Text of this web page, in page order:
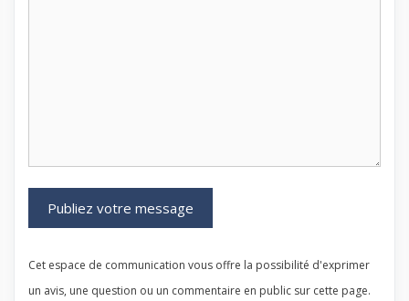
Cet espace de communication vous offre la possibilité d'exprimer
un avis, une question ou un commentaire en public sur cette page.